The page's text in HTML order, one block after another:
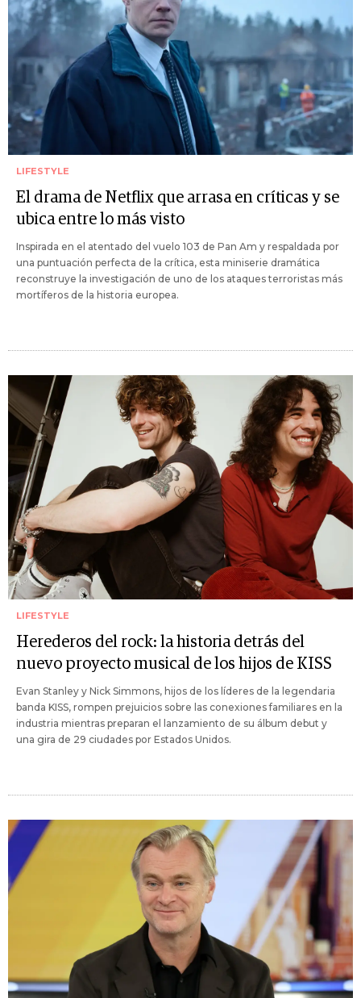
LIFESTYLE
El drama de Netflix que arrasa en críticas y se
ubica entre lo más visto
Inspirada en el atentado del vuelo 103 de Pan Am y respaldada por
una puntuación perfecta de la crítica, esta miniserie dramática
reconstruye la investigación de uno de los ataques terroristas más
mortíferos de la historia europea.
LIFESTYLE
Herederos del rock: la historia detrás del
nuevo proyecto musical de los hijos de KISS
Evan Stanley y Nick Simmons, hijos de los líderes de la legendaria
banda KISS, rompen prejuicios sobre las conexiones familiares en la
industria mientras preparan el lanzamiento de su álbum debut y
una gira de 29 ciudades por Estados Unidos.